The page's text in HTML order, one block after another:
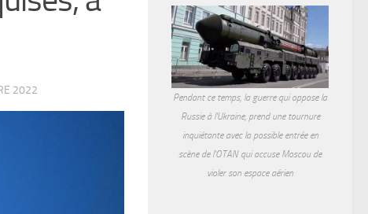
2022
Pendant ce temps, la guerre qui oppose la
Russie à l'Ukraine, prend une tournure
inquiétante avec la possible entrée en
scène de l'OTAN qui accuse Moscou de
violer son espace aérien